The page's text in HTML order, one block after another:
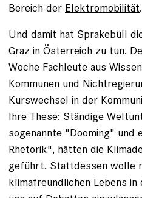
Bereich der Elektromobilität.
Und damit hat Sprakebüll
Graz in Österreich zu tun.
Woche Fachleute aus
Kommunen und
Kurswechsel in der
Ihre These: Ständige
sogenannte "Dooming" und
Rhetorik", hätten die
geführt. Stattdessen wolle
klimafreundlichen Lebens